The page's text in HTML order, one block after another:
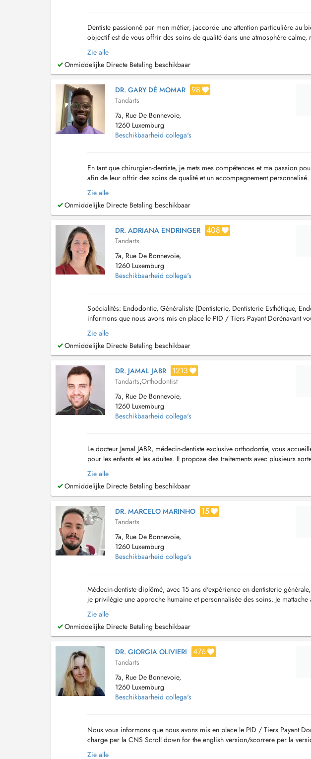
Dentiste passionné par mon métier, jaccorde une attention particulière au
objectif est de vous offrir des soins de qualité dans une atmosphère
acquise en France, jai développé une approc...
Zie alle
Onmiddelijke Directe Betaling beschikbaar
DR. GARY DÉ MOMAR 98
Tandarts
7a, Rue De Bonnevoie,
1260 Luxemburg
Beschikbaarheid collega's
En tant que chirurgien-dentiste, je mets mes compétences et ma passion
afin de leur offrir des soins de qualité et un accompagnement
les différentes pathologies liées aux de...
Zie alle
Onmiddelijke Directe Betaling beschikbaar
DR. ADRIANA ENDRINGER 408
Tandarts
7a, Rue De Bonnevoie,
1260 Luxemburg
Beschikbaarheid collega's
Spécialités: Endodontie, Généraliste (Dentisterie, Dentisterie Esthétique,
informons que nous avons mis en place le PID / Tiers Payant Dorénavant
par la CNS...
Zie alle
Onmiddelijke Directe Betaling beschikbaar
DR. JAMAL JABR 1213
Tandarts,Orthodontist
7a, Rue De Bonnevoie,
1260 Luxemburg
Beschikbaarheid collega's
Le docteur Jamal JABR, médecin-dentiste exclusive orthodontie, vous
pour les enfants et les adultes. Il propose des traitements avec plusieurs
vous reçoit également pour les trouble...
Zie alle
Onmiddelijke Directe Betaling beschikbaar
DR. MARCELO MARINHO 15
Tandarts
7a, Rue De Bonnevoie,
1260 Luxemburg
Beschikbaarheid collega's
Médecin-dentiste diplômé, avec 15 ans d'expérience en dentisterie
je privilégie une approche humaine et personnalisée des soins. Je
personnalisée, en plaçant lécoute, le confort e...
Zie alle
Onmiddelijke Directe Betaling beschikbaar
DR. GIORGIA OLIVIERI 476
Tandarts
7a, Rue De Bonnevoie,
1260 Luxemburg
Beschikbaarheid collega's
Nous vous informons que nous avons mis en place le PID / Tiers Payant
charge par la CNS Scroll down for the english version/scorrere per la
formation italienne. J'ai étudié en Itali...
Zie alle